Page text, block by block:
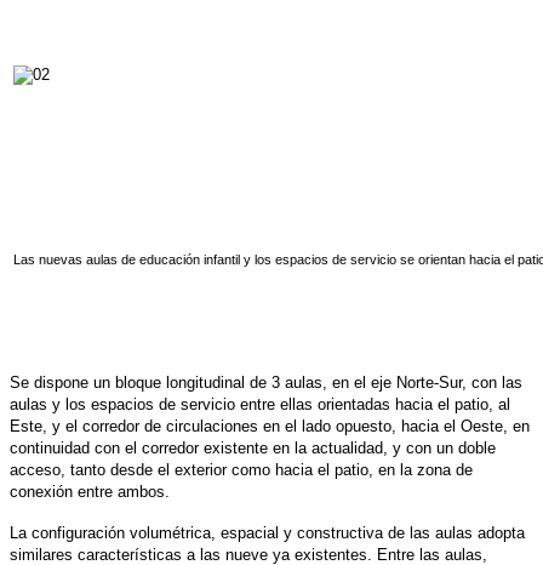
Las nuevas aulas de educación infantil y los espacios de servicio se orientan hacia el
Se dispone un bloque longitudinal de 3 aulas, en el eje Norte-Sur, con las
aulas y los espacios de servicio entre ellas orientadas hacia el patio, al
Este, y el corredor de circulaciones en el lado opuesto, hacia el Oeste, en
continuidad con el corredor existente en la actualidad, y con un doble
acceso, tanto desde el exterior como hacia el patio, en la zona de
conexión entre ambos.
La configuración volumétrica, espacial y constructiva de las aulas adopta
similares características a las nueve ya existentes. Entre las aulas,